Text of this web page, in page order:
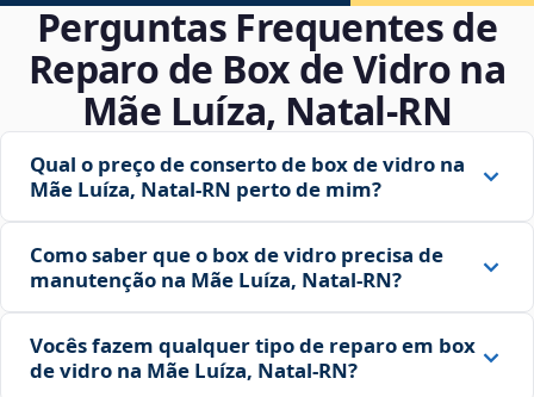
Perguntas Frequentes de
Reparo de Box de Vidro na
Mãe Luíza, Natal‑RN
Qual o preço de conserto de box de vidro na
Mãe Luíza, Natal‑RN perto de mim?
Como saber que o box de vidro precisa de
manutenção na Mãe Luíza, Natal‑RN?
Vocês fazem qualquer tipo de reparo em box
de vidro na Mãe Luíza, Natal‑RN?